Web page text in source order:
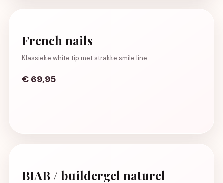
French nails
Klassieke white tip met strakke smile line.
€ 69,95
BIAB / buildergel naturel